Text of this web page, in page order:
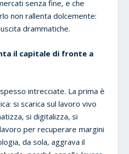
senza fine, e che
non rallenta dolcemente:
drammatiche.
il capitale di fronte a
intrecciate. La prima è
si scarica sul lavoro vivo
si digitalizza, si
per recuperare margini
da sola, aggrava il